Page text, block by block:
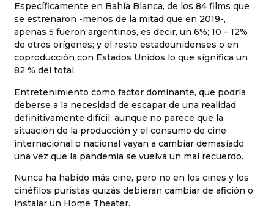
Específicamente en Bahía Blanca, de los 84 films que
se estrenaron -menos de la mitad que en 2019-,
apenas 5 fueron argentinos, es decir, un 6%; 10 – 12%
de otros orígenes; y el resto estadounidenses o en
coproducción con Estados Unidos lo que significa un
82 % del total.
Entretenimiento como factor dominante, que podría
deberse a la necesidad de escapar de una realidad
definitivamente difícil, aunque no parece que la
situación de la producción y el consumo de cine
internacional o nacional vayan a cambiar demasiado
una vez que la pandemia se vuelva un mal recuerdo.
Nunca ha habido más cine, pero no en los cines y los
cinéfilos puristas quizás debieran cambiar de afición o
instalar un Home Theater.